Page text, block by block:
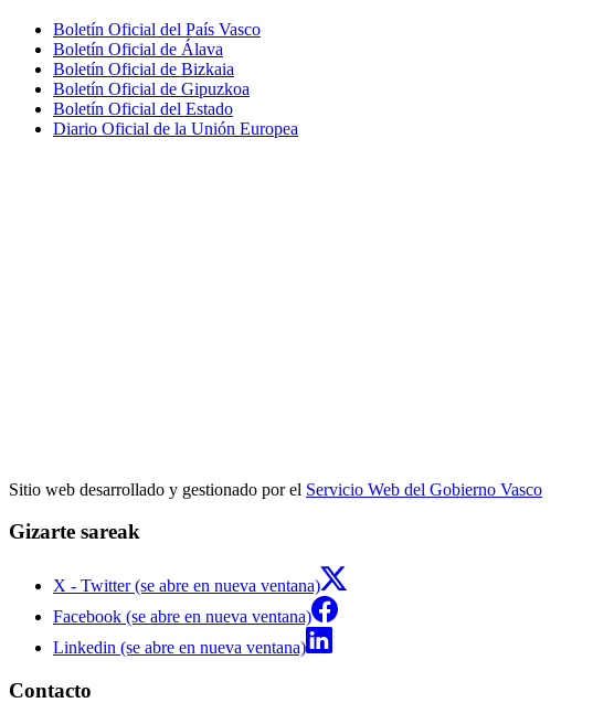
Boletín Oficial del País Vasco
Boletín Oficial de Álava
Boletín Oficial de Bizkaia
Boletín Oficial de Gipuzkoa
Boletín Oficial del Estado
Diario Oficial de la Unión Europea
Sitio web desarrollado y gestionado por el Servicio Web del Gobierno Vasco
Gizarte sareak
X - Twitter (se abre en nueva ventana)
Facebook (se abre en nueva ventana)
Linkedin (se abre en nueva ventana)
Contacto